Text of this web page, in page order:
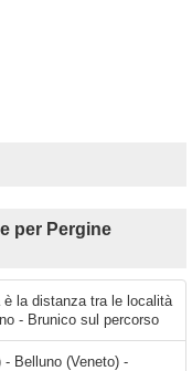
per Pergine
è la distanza tra le località
- Brunico sul percorso
Belluno (Veneto) -